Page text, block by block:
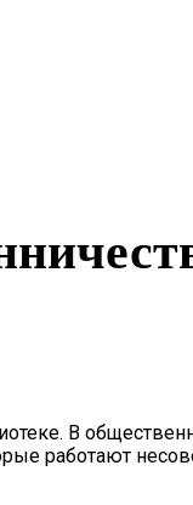
В
работают